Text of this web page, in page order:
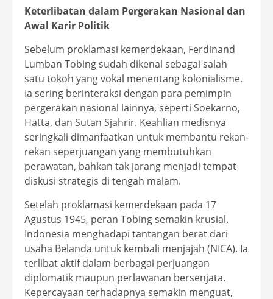
Keterlibatan dalam Pergerakan Nasional dan
Awal Karir Politik
Sebelum proklamasi kemerdekaan, Ferdinand
Lumban Tobing sudah dikenal sebagai salah
satu tokoh yang vokal menentang kolonialisme.
Ia sering berinteraksi dengan para pemimpin
pergerakan nasional lainnya, seperti Soekarno,
Hatta, dan Sutan Sjahrir. Keahlian medisnya
seringkali dimanfaatkan untuk membantu rekan-
rekan seperjuangan yang membutuhkan
perawatan, bahkan tak jarang menjadi tempat
diskusi strategis di tengah malam.
Setelah proklamasi kemerdekaan pada 17
Agustus 1945, peran Tobing semakin krusial.
Indonesia menghadapi tantangan berat dari
usaha Belanda untuk kembali menjajah (NICA). Ia
terlibat aktif dalam berbagai perjuangan
diplomatik maupun perlawanan bersenjata.
Kepercayaan terhadapnya semakin menguat,